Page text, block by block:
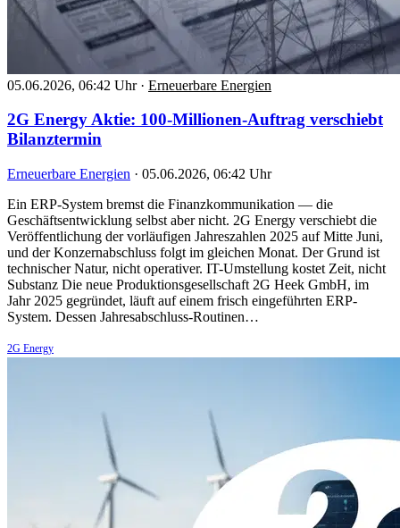
05.06.2026, 06:42 Uhr · Erneuerbare Energien
2G Energy Aktie: 100-Millionen-Auftrag verschiebt
Bilanztermin
Erneuerbare Energien · 05.06.2026, 06:42 Uhr
Ein ERP-System bremst die Finanzkommunikation — die
Geschäftsentwicklung selbst aber nicht. 2G Energy verschiebt die
Veröffentlichung der vorläufigen Jahreszahlen 2025 auf Mitte Juni,
und der Konzernabschluss folgt im gleichen Monat. Der Grund ist
technischer Natur, nicht operativer. IT-Umstellung kostet Zeit, nicht
Substanz Die neue Produktionsgesellschaft 2G Heek GmbH, im
Jahr 2025 gegründet, läuft auf einem frisch eingeführten ERP-
System. Dessen Jahresabschluss-Routinen…
2G Energy